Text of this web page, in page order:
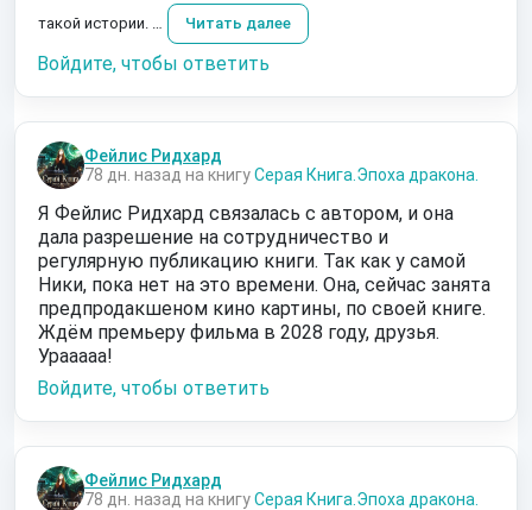
такой истории. … Читать далее
Войдите, чтобы ответить
Фейлис Ридхард
78 дн. назад на книгуСерая Книга.Эпоха дракона.
Я Фейлис Ридхард связалась с автором, и она
дала разрешение на сотрудничество и
регулярную публикацию книги. Так как у самой
Ники, пока нет на это времени. Она, сейчас занята
предпродакшеном кино картины, по своей книге.
Ждём премьеру фильма в 2028 году, друзья.
Урааааа!
Войдите, чтобы ответить
Фейлис Ридхард
78 дн. назад на книгуСерая Книга.Эпоха дракона.